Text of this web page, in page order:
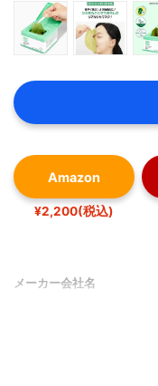
Amazon
¥2,200(税込)
メーカー会社名